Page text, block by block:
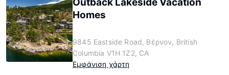
Homes
9845 Eastside Road, Βέρνον, British
Columbia V1H 1Z2, CA
Εμφάνιση χάρτη